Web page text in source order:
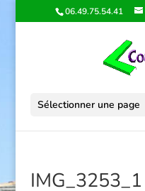
06.49.75.54.41
Sélectionner une page
IMG_3253_1